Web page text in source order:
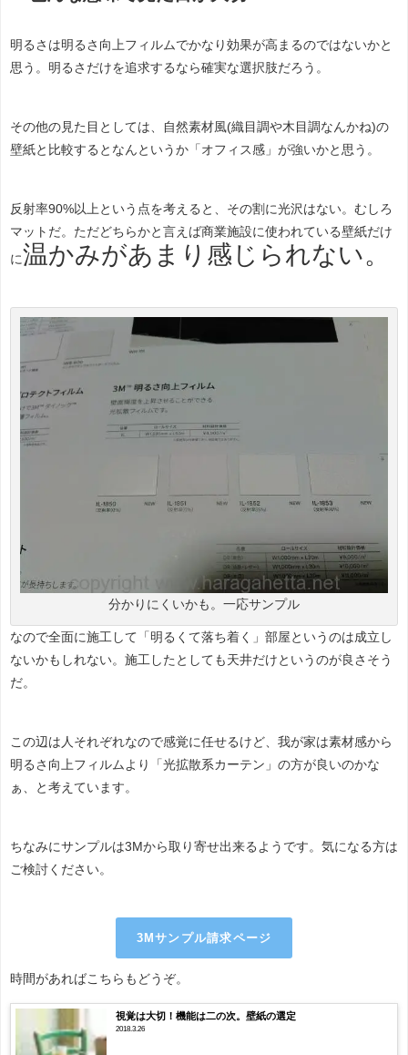
明るさは明るさ向上フィルムでかなり効果が高まるのではないかと
思う。明るさだけを追求するなら確実な選択肢だろう。
その他の見た目としては、自然素材風(織目調や木目調なんかね)の
壁紙と比較するとなんというか「オフィス感」が強いかと思う。
反射率90%以上という点を考えると、その割に光沢はない。むしろ
マットだ。ただどちらかと言えば商業施設に使われている壁紙だけ
に温かみがあまり感じられない。
分かりにくいかも。一応サンプル
なので全面に施工して「明るくて落ち着く」部屋というのは成立し
ないかもしれない。施工したとしても天井だけというのが良さそう
だ。
この辺は人それぞれなので感覚に任せるけど、我が家は素材感から
明るさ向上フィルムより「光拡散系カーテン」の方が良いのかな
ぁ、と考えています。
ちなみにサンプルは3Mから取り寄せ出来るようです。気になる方は
ご検討ください。
3Mサンプル請求ページ
時間があればこちらもどうぞ。
視覚は大切！機能は二の次。壁紙の選定
2018.3.26